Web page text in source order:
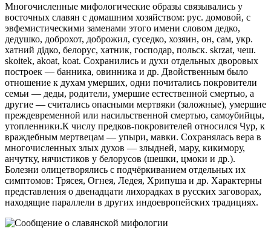
Многочисленные мифологические образы связывались у
восточных славян с домашним хозяйством: рус. домовой, с
эвфемистическими заменами этого имени словом дедко,
дедушко, доброхот, доброжил, суседко, хозяин, он, сам, укр.
хатний дiдко, белорус, хатник, господар, польск. skrzat, чеш.
skoitek, akoat, koat. Сохранились и духи отдельных дворовых
построек — банника, овинника и др. Двойственным было
отношение к духам умерших, одни почитались покровители
семьи — деды, родители, умершие естественной смертью, а
другие — считались опасными мертвяки (заложные), умершие
преждевременной или насильственной смертью, самоубийцы,
утопленники.К числу предков-покровителей относился Чур, к
враждебным мертвецам — упыри, мавки. Сохранялась вера в
многочисленных злых духов — злыдней, мару, кикимору,
анчутку, нячистиков у белорусов (шешки, цмоки и др.).
Болезни олицетворялись с подчёркиванием отдельных их
симптомов: Трясея, Огнея, Ледея, Хрипуша и др. Характерны
представления о двенадцати лихорадках в русских заговорах,
находящие параллели в других индоевропейских традициях.